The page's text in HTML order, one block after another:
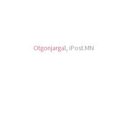
Otgonjargal, iPost.MN